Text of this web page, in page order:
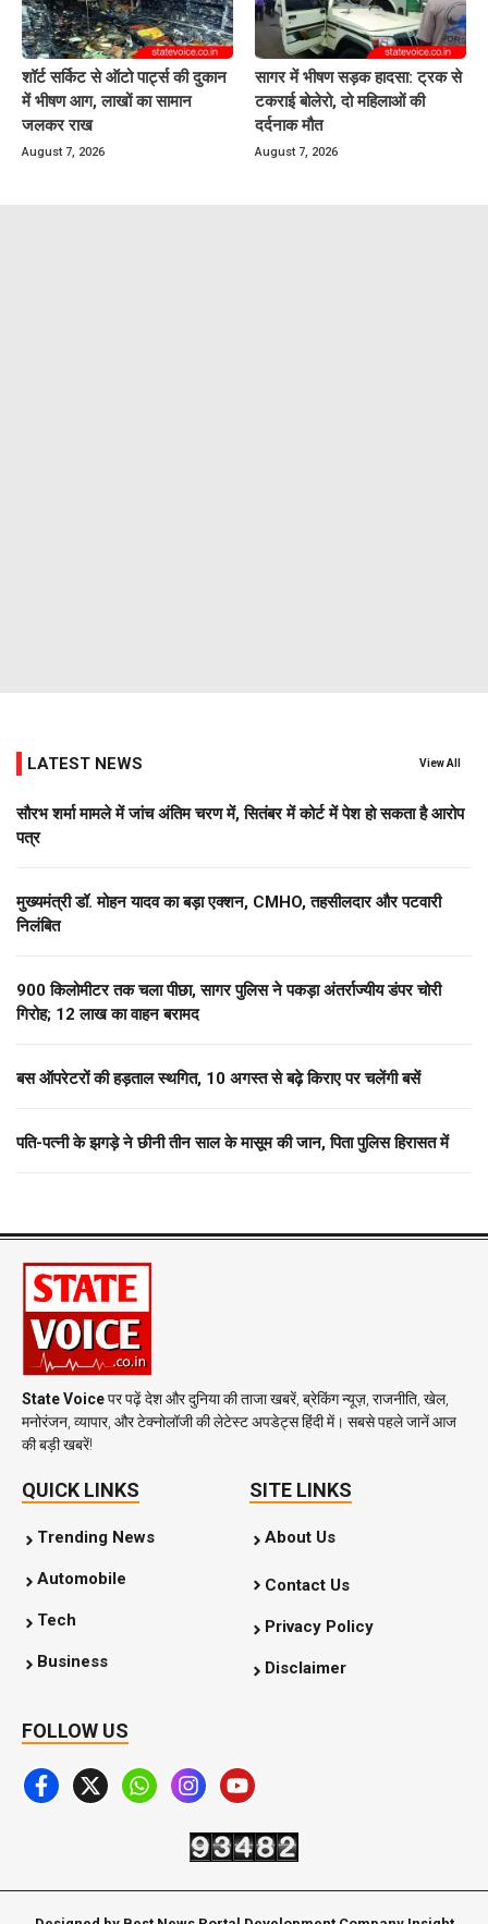
शॉर्ट सर्किट से ऑटो पार्ट्स की दुकान
में भीषण आग, लाखों का सामान
जलकर राख
August 7, 2026
सागर में भीषण सड़क हादसा: ट्रक से
टकराई बोलेरो, दो महिलाओं की
दर्दनाक मौत
August 7, 2026
LATEST NEWS View All
सौरभ शर्मा मामले में जांच अंतिम चरण में, सितंबर में कोर्ट में पेश हो सकता है आरोप
पत्र
मुख्यमंत्री डॉ. मोहन यादव का बड़ा एक्शन, CMHO, तहसीलदार और पटवारी
निलंबित
900 किलोमीटर तक चला पीछा, सागर पुलिस ने पकड़ा अंतर्राज्यीय डंपर चोरी
गिरोह; 12 लाख का वाहन बरामद
बस ऑपरेटरों की हड़ताल स्थगित, 10 अगस्त से बढ़े किराए पर चलेंगी बसें
पति-पत्नी के झगड़े ने छीनी तीन साल के मासूम की जान, पिता पुलिस हिरासत में
State Voiceपर पढ़ें देश और दुनिया की ताजा खबरें, ब्रेकिंग न्यूज़, राजनीति, खेल,
मनोरंजन, व्यापार, और टेक्नोलॉजी की लेटेस्ट अपडेट्स हिंदी में। सबसे पहले जानें आज
की बड़ी खबरें!
QUICK LINKS
Trending News
Automobile
Tech
Business
SITE LINKS
About Us
Contact Us
Privacy Policy
Disclaimer
FOLLOW US